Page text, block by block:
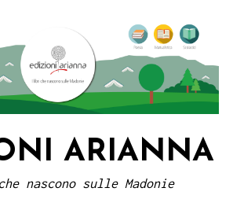
ARIANNA
nascono sulle Madonie